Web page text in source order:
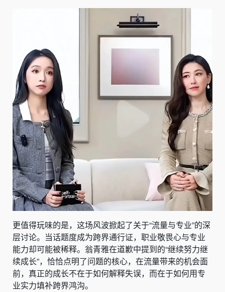
更值得玩味的是，这场风波掀起了关于“流量与专业”的深
层讨论。当话题度成为跨界通行证，职业敬畏心与专业
能力却可能被稀释。翁青雅在道歉中提到的“继续努力继
续成长”，恰恰点明了问题的核心，在流量带来的机会面
前，真正的成长不在于如何解释失误，而在于如何用专
业实力填补跨界鸿沟。